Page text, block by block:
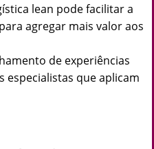
lean pode facilitar a
agregar mais valor aos
de experiências
especialistas que aplicam